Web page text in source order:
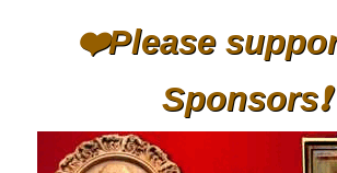
❤️Please
Sponsors❗